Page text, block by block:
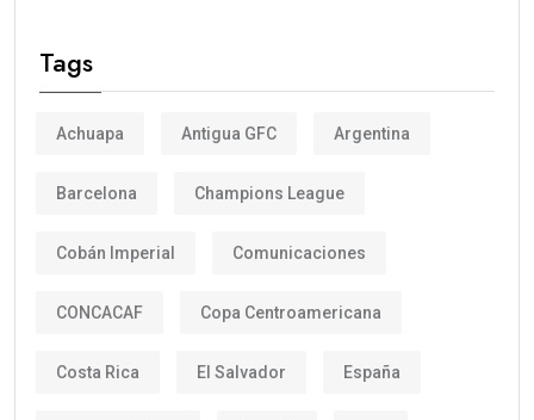
Tags
Achuapa Antigua GFC Argentina
Barcelona Champions League
Cobán Imperial Comunicaciones
CONCACAF Copa Centroamericana
Costa Rica El Salvador España